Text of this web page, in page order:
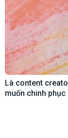
Là content
muốn chinh